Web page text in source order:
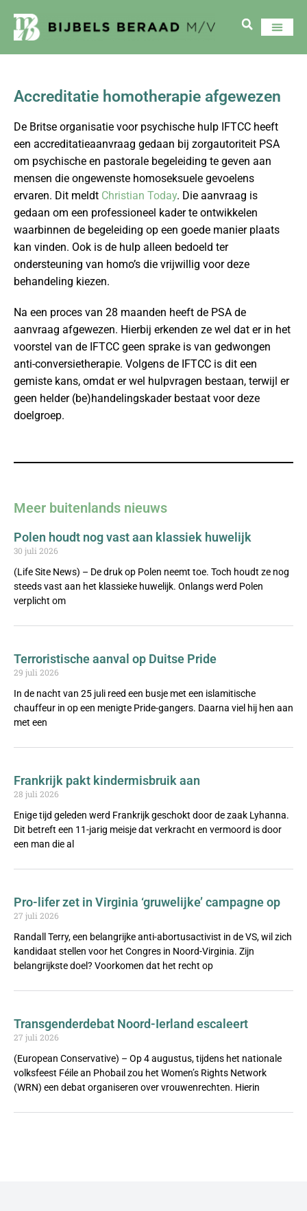
Accreditatie homotherapie afgewezen
De Britse organisatie voor psychische hulp IFTCC heeft
een accreditatieaanvraag gedaan bij zorgautoriteit PSA
om psychische en pastorale begeleiding te geven aan
mensen die ongewenste homoseksuele gevoelens
ervaren. Dit meldt Christian Today. Die aanvraag is
gedaan om een professioneel kader te ontwikkelen
waarbinnen de begeleiding op een goede manier plaats
kan vinden. Ook is de hulp alleen bedoeld ter
ondersteuning van homo’s die vrijwillig voor deze
behandeling kiezen.
Na een proces van 28 maanden heeft de PSA de
aanvraag afgewezen. Hierbij erkenden ze wel dat er in het
voorstel van de IFTCC geen sprake is van gedwongen
anti-conversietherapie. Volgens de IFTCC is dit een
gemiste kans, omdat er wel hulpvragen bestaan, terwijl er
geen helder (be)handelingskader bestaat voor deze
doelgroep.
Meer buitenlands nieuws
Polen houdt nog vast aan klassiek huwelijk
30 juli 2026
(Life Site News) – De druk op Polen neemt toe. Toch houdt ze nog
steeds vast aan het klassieke huwelijk. Onlangs werd Polen
verplicht om
Terroristische aanval op Duitse Pride
29 juli 2026
In de nacht van 25 juli reed een busje met een islamitische
chauffeur in op een menigte Pride-gangers. Daarna viel hij hen aan
met een
Frankrijk pakt kindermisbruik aan
28 juli 2026
Enige tijd geleden werd Frankrijk geschokt door de zaak Lyhanna.
Dit betreft een 11-jarig meisje dat verkracht en vermoord is door
een man die al
Pro-lifer zet in Virginia ‘gruwelijke’ campagne op
27 juli 2026
Randall Terry, een belangrijke anti-abortusactivist in de VS, wil zich
kandidaat stellen voor het Congres in Noord-Virginia. Zijn
belangrijkste doel? Voorkomen dat het recht op
Transgenderdebat Noord-Ierland escaleert
27 juli 2026
(European Conservative) – Op 4 augustus, tijdens het nationale
volksfeest Féile an Phobail zou het Women’s Rights Network
(WRN) een debat organiseren over vrouwenrechten. Hierin